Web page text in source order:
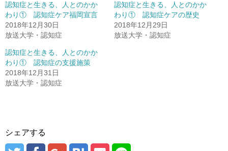
認知症と生きる、人とのかか
わり① 認知症ケア福岡宣言
2018年12月30日
放送大学・認知症
認知症と生きる、人とのかか
わり① 認知症ケアの歴史
2018年12月29日
放送大学・認知症
認知症と生きる、人とのかか
わり① 認知症の支援施策
2018年12月31日
放送大学・認知症
シェアする